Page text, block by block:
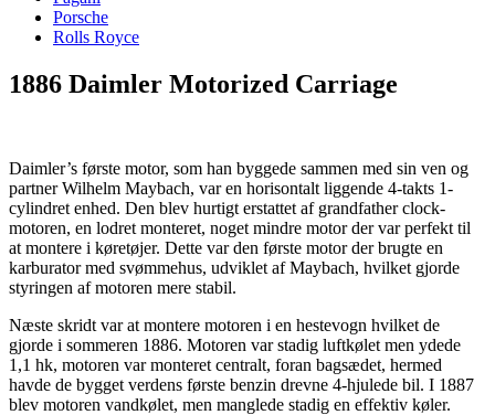
Porsche
Rolls Royce
1886 Daimler Motorized Carriage
Daimler’s første motor, som han byggede sammen med sin ven og
partner Wilhelm Maybach, var en horisontalt liggende 4-takts 1-
cylindret enhed. Den blev hurtigt erstattet af grandfather clock-
motoren, en lodret monteret, noget mindre motor der var perfekt til
at montere i køretøjer. Dette var den første motor der brugte en
karburator med svømmehus, udviklet af Maybach, hvilket gjorde
styringen af motoren mere stabil.
Næste skridt var at montere motoren i en hestevogn hvilket de
gjorde i sommeren 1886. Motoren var stadig luftkølet men ydede
1,1 hk, motoren var monteret centralt, foran bagsædet, hermed
havde de bygget verdens første benzin drevne 4-hjulede bil. I 1887
blev motoren vandkølet, men manglede stadig en effektiv køler.